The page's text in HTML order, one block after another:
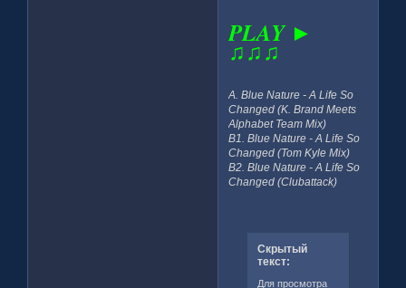
PLAY ►
♫♫♫
A. Blue Nature - A Life So
Changed (K. Brand Meets
Alphabet Team Mix)
B1. Blue Nature - A Life So
Changed (Tom Kyle Mix)
B2. Blue Nature - A Life So
Changed (Clubattack)
Скрытый
текст:
Для просмотра